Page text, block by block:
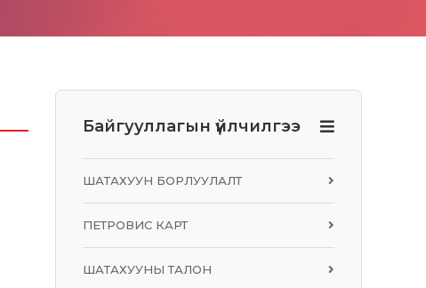
Байгууллагын үйлчилгээ
ШАТАХУУН БОРЛУУЛАЛТ
ПЕТРОВИС КАРТ
ШАТАХУУНЫ ТАЛОН